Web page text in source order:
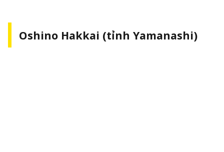
Oshino Hakkai (tỉnh Yamanashi)